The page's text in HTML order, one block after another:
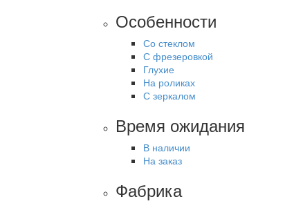
Особенности
Со стеклом
С фрезеровкой
Глухие
На роликах
С зеркалом
Время ожидания
В наличии
На заказ
Фабрика